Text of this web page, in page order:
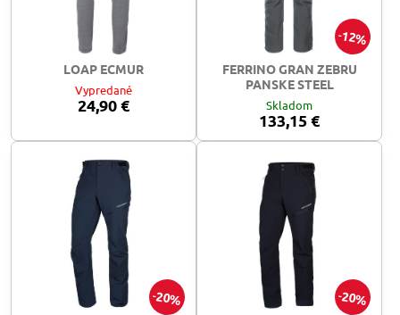
LOAP ECMUR
Vypredané
24,90 €
12%
FERRINO GRAN ZEBRU
PANSKE STEEL
Skladom
133,15 €
20% 20%